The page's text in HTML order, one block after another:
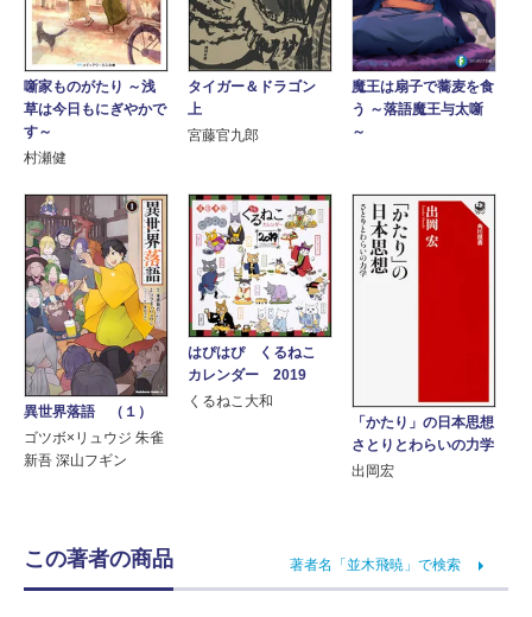
噺家ものがたり ～浅
草は今日もにぎやかで
す～
村瀬健
タイガー＆ドラゴン
上
宮藤官九郎
魔王は扇子で蕎麦を食
う ～落語魔王与太噺
～
異世界落語 （１）
ゴツボ×リュウジ 朱雀
新吾 深山フギン
はぴはぴ くるねこ
カレンダー 2019
くるねこ大和
「かたり」の日本思想
さとりとわらいの力学
出岡宏
この著者の商品 著者名「並木飛暁」で検索